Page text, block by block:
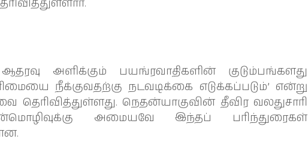
ஆதரவு அளிக்கும் பயங்ரவாதிகளின் குடும்பங்களது
நீக்குவதற்கு நடவடிக்கை எடுக்கப்படும்’ என்று
தெரிவித்துள்ளது. நெதன்யாகுவின் தீவிர வலதுசாரி
அமையவே இந்தப் பரிந்துரைகள்